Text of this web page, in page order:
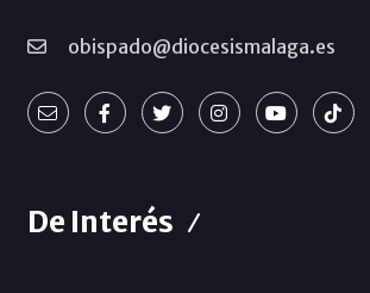
obispado@diocesismalaga.es
De Interés